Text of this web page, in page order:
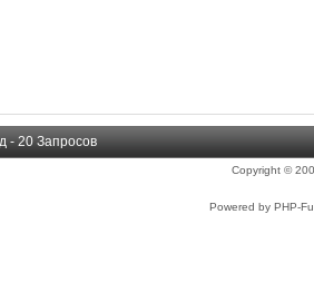
- 20 Запросов
Copyright ©
Powered by PHP-